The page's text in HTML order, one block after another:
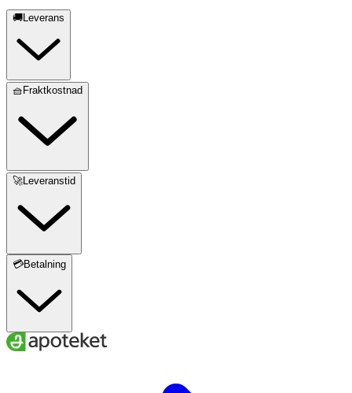
🚚Leverans
🧺Fraktkostnad
🚀Leveranstid
💳Betalning